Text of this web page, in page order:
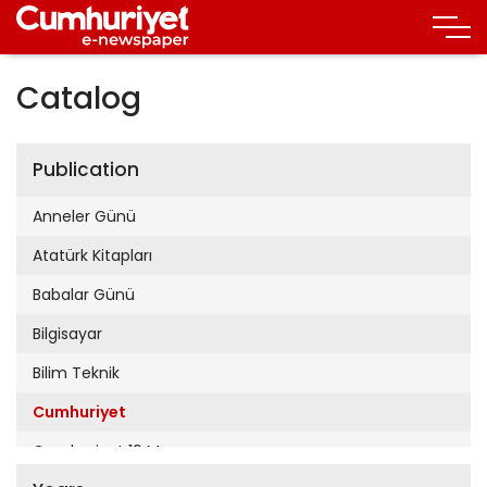
Catalog
Publication
Anneler Günü
Atatürk Kitapları
Babalar Günü
Bilgisayar
Bilim Teknik
Cumhuriyet
Cumhuriyet 19 Mayıs